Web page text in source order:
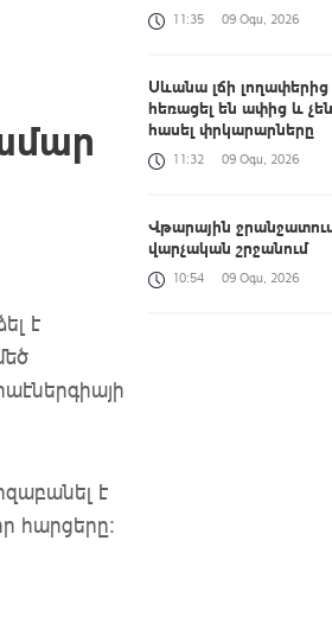
է
է
հարցերը:
11:35 09 Օգս, 2026
Սևանա լճի
հեռացել են ափից և
հասել փրկարարները
11:32 09 Օգս, 2026
Վթարային
վարչական շրջանում
10:54 09 Օգս, 2026